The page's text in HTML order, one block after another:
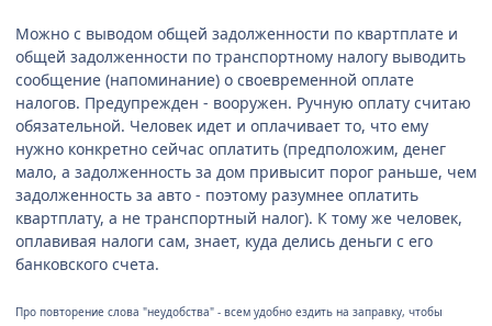
Можно с выводом общей задолженности по квартплате и
общей задолженности по транспортному налогу выводить
сообщение (напоминание) о своевременной оплате
налогов. Предупрежден - вооружен. Ручную оплату считаю
обязательной. Человек идет и оплачивает то, что ему
нужно конкретно сейчас оплатить (предположим, денег
мало, а задолженность за дом привысит порог раньше, чем
задолженность за авто - поэтому разумнее оплатить
квартплату, а не транспортный налог). К тому же человек,
оплавивая налоги сам, знает, куда делись деньги с его
банковского счета.
Про повторение слова "неудобства" - всем удобно ездить на заправку, чтобы